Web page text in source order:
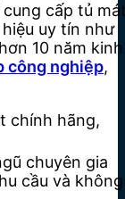
cấp tủ
uy tín như
10 năm kinh
công nghiệp,
chính hãng,
chuyên gia
cầu và không